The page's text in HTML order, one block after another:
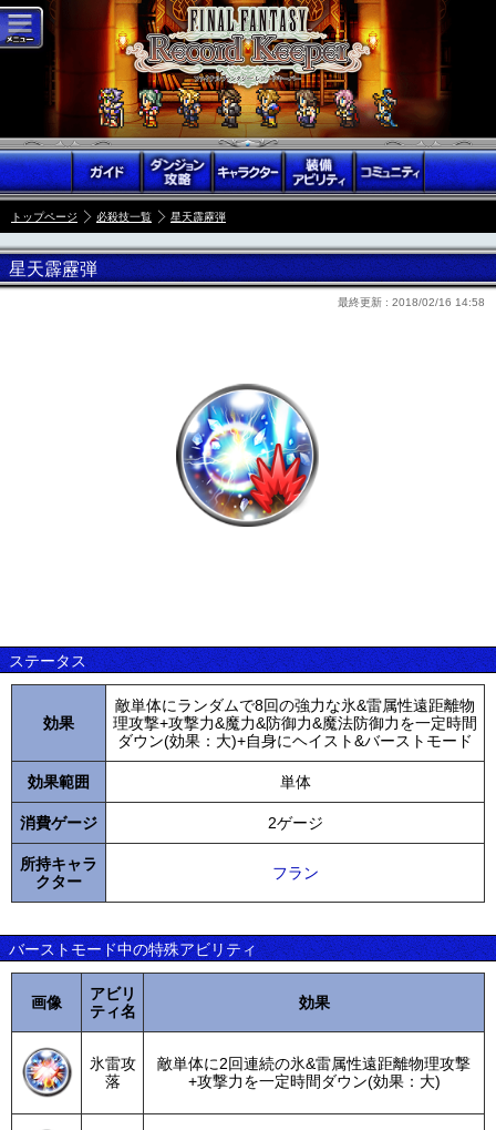
トップページ 必殺技一覧 星天霹靂弾
星天霹靂弾
最終更新 : 2018/02/16 14:58
ステータス
効果
敵単体にランダムで8回の強力な氷&雷属性遠距離物
理攻撃+攻撃力&魔力&防御力&魔法防御力を一定時間
ダウン(効果：大)+自身にヘイスト&バーストモード
効果範囲 単体
消費ゲージ 2ゲージ
所持キャラ
クター
フラン
バーストモード中の特殊アビリティ
画像
アビリ
ティ名
効果
氷雷攻
落
敵単体に2回連続の氷&雷属性遠距離物理攻撃
+攻撃力を一定時間ダウン(効果：大)